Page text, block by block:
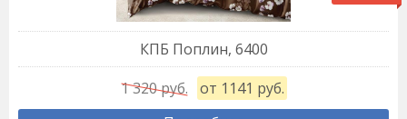
КПБ Поплин, 6400
1 320 руб.
от 1141 руб.